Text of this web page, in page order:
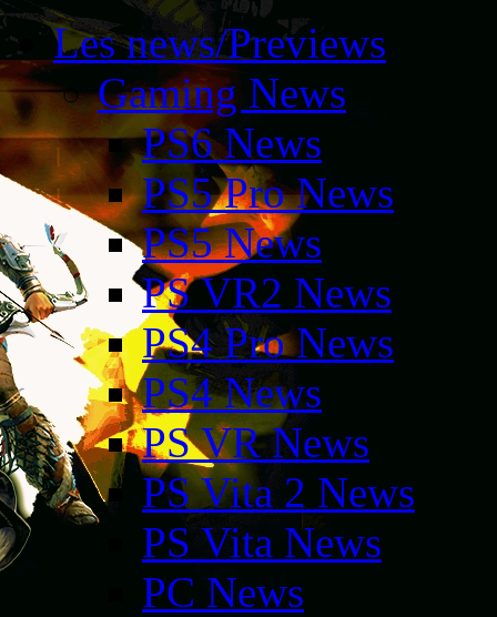
Les news/Previews
Gaming News
PS6 News
PS5 Pro News
PS5 News
PS VR2 News
PS4 Pro News
PS4 News
PS VR News
PS Vita 2 News
PS Vita News
PC News